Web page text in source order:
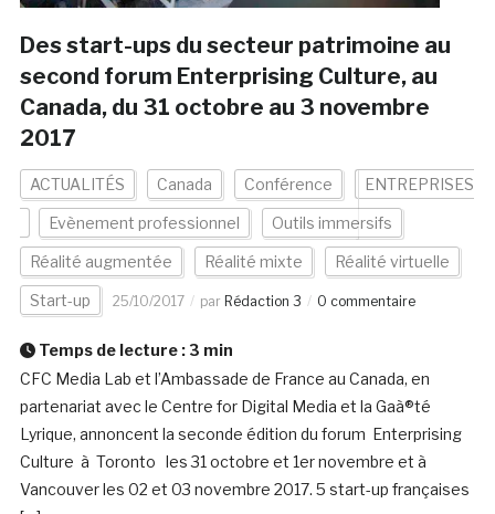
Des start-ups du secteur patrimoine au
second forum Enterprising Culture, au
Canada, du 31 octobre au 3 novembre
2017
ACTUALITÉS Canada Conférence ENTREPRISES
Evènement professionnel Outils immersifs
Réalité augmentée Réalité mixte Réalité virtuelle
Start-up 25/10/2017 par Rédaction 3 0 commentaire
Temps de lecture : 3 min
CFC Media Lab et l’Ambassade de France au Canada, en
partenariat avec le Centre for Digital Media et la Gaà®té
Lyrique, annoncent la seconde édition du forum Enterprising
Culture à Toronto les 31 octobre et 1er novembre et à
Vancouver les 02 et 03 novembre 2017. 5 start-up françaises